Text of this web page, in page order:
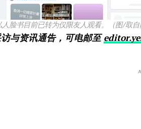
人脸书目前已转为仅限友人观看。（图/取自
与资讯通告，可电邮至